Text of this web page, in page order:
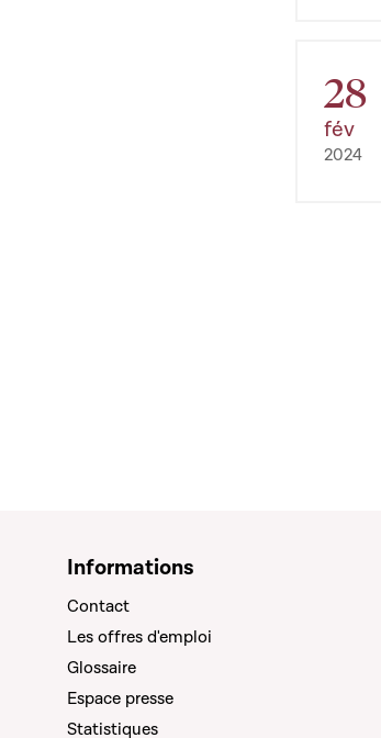
28
fév
2024
Informations
Contact
Les offres d'emploi
Glossaire
Espace presse
Statistiques